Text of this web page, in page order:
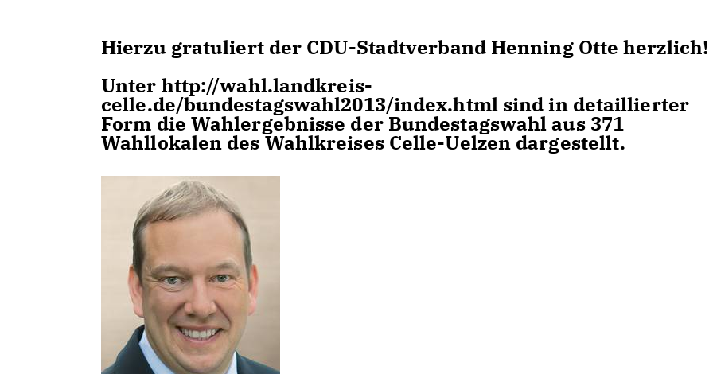
Hierzu gratuliert der CDU-Stadtverband Henning Otte herzlich!
Unter http://wahl.landkreis-
celle.de/bundestagswahl2013/index.html sind in detaillierter
Form die Wahlergebnisse der Bundestagswahl aus 371
Wahllokalen des Wahlkreises Celle-Uelzen dargestellt.